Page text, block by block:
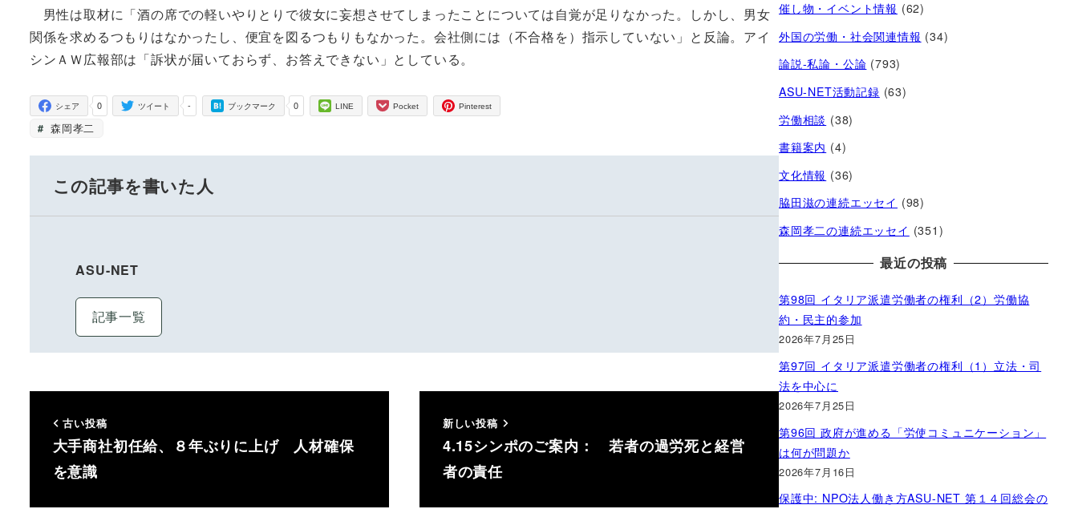
男性は取材に「酒の席での軽いやりとりで彼女に妄想させてしまったことについては自覚が足りなかった。しかし、男女
関係を求めるつもりはなかったし、便宜を図るつもりもなかった。会社側には（不合格を）指示していない」と反論。アイ
シンＡＷ広報部は「訴状が届いておらず、お答えできない」としている。
0
シェア -
ツイート 0
ブックマーク LINE Pocket Pinterest
森岡孝二
この記事を書いた人
ASU-NET
記事一覧
古い投稿
大手商社初任給、８年ぶりに上げ 人材確保
を意識
新しい投稿
4.15シンポのご案内： 若者の過労死と経営
者の責任
催し物・イベント情報 (62)
外国の労働・社会関連情報 (34)
論説-私論・公論 (793)
ASU-NET活動記録 (63)
労働相談 (38)
書籍案内 (4)
文化情報 (36)
脇田滋の連続エッセイ (98)
森岡孝二の連続エッセイ (351)
最近の投稿
第98回 イタリア派遣労働者の権利（2）労働協
約・民主的参加
2026年7月25日
第97回 イタリア派遣労働者の権利（1）立法・司
法を中心に
2026年7月25日
第96回 政府が進める「労使コミュニケーション」
は何が問題か
2026年7月16日
保護中: NPO法人働き方ASU-NET 第１４回総会の